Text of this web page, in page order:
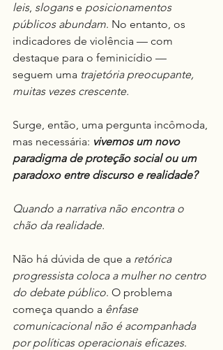
leis, slogans e posicionamentos
públicos abundam. No entanto, os
indicadores de violência — com
destaque para o feminicídio —
seguem uma trajetória preocupante,
muitas vezes crescente.
Surge, então, uma pergunta incômoda,
mas necessária: vivemos um novo
paradigma de proteção social ou um
paradoxo entre discurso e realidade?
Quando a narrativa não encontra o
chão da realidade.
Não há dúvida de que a retórica
progressista coloca a mulher no centro
do debate público. O problema
começa quando a ênfase
comunicacional não é acompanhada
por políticas operacionais eficazes.